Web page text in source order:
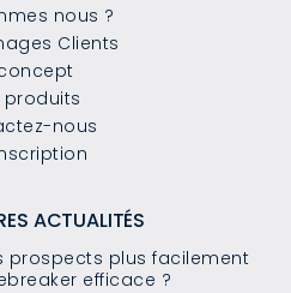
nous ?
Clients
produits
nous
ACTUALITÉS
prospects plus facilement
efficace ?